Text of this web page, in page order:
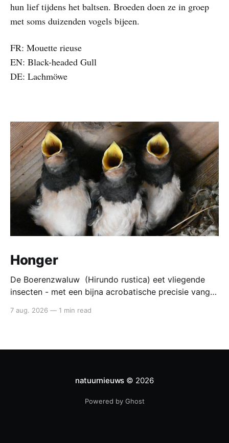
hun lief tijdens het baltsen. Broeden doen ze in groep
met soms duizenden vogels bijeen.
FR: Mouette rieuse
EN: Black-headed Gull
DE: Lachmöwe
Honger
De Boerenzwaluw (Hirundo rustica) eet vliegende
insecten - met een bijna acrobatische precisie vangt
De boerenzwaluw jaagt altijd in de lucht. Zijn hele
7 aug. 2026 — 1 min read
natuurnieuws © 2026
Powered by Ghost